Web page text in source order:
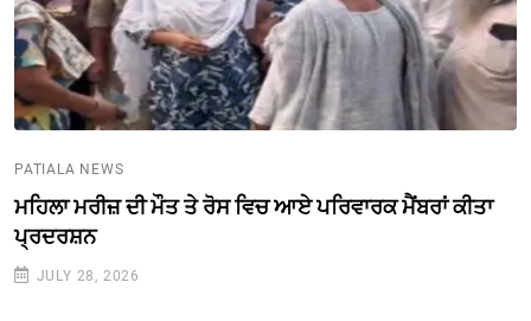
PATIALA NEWS
ਮਹਿਲਾ ਮਰੀਜ਼ ਦੀ ਮੌਤ ਤੇ ਰੋਸ ਵਿਚ ਆਏ ਪਰਿਵਾਰਕ ਮੈਂਬਰਾਂ ਕੀਤਾ
ਪ੍ਰਦਰਸ਼ਨ
JULY 28, 2026